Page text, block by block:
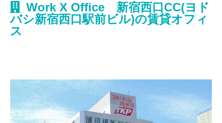
Work X Office 新宿西口CC(ヨド
バシ新宿西口駅前ビル)の賃貸オフィ
ス